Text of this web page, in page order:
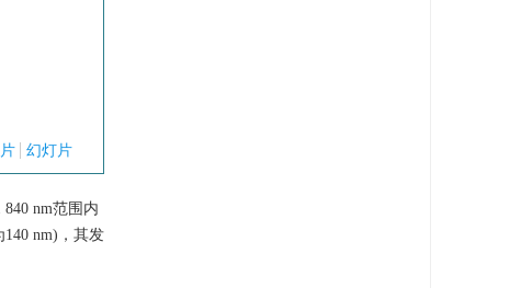
幻灯片
840 nm范围内
nm)，其发